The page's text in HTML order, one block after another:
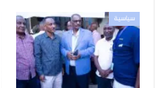
سياسية